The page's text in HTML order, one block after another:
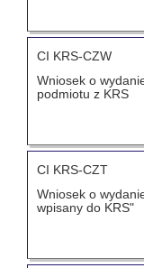
CI KRS-CZW
Wniosek o
podmiotu z KRS
CI KRS-CZT
Wniosek o
wpisany do KRS"